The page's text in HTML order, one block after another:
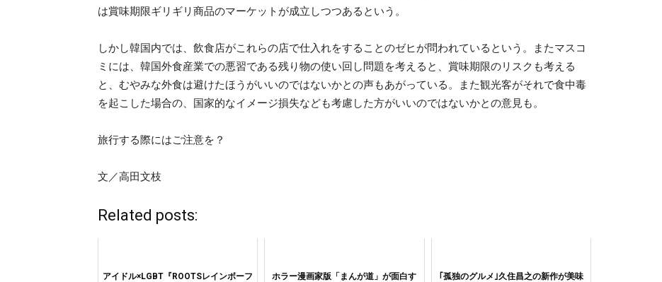
は賞味期限ギリギリ商品のマーケットが成立しつつあるという。
しかし韓国内では、飲食店がこれらの店で仕入れをすることのゼヒが問われているという。またマスコ
ミには、韓国外食産業での悪習である残り物の使い回し問題を考えると、賞味期限のリスクも考える
と、むやみな外食は避けたほうがいいのではないかとの声もあがっている。また観光客がそれで食中毒
を起こした場合の、国家的なイメージ損失なども考慮した方がいいのではないかとの意見も。
旅行する際にはご注意を？
文／高田文枝
Related posts:
アイドル×LGBT『ROOTSレインボーフ
ホラー漫画家版「まんが道」が面白す
｢孤独のグルメ｣久住昌之の新作が美味